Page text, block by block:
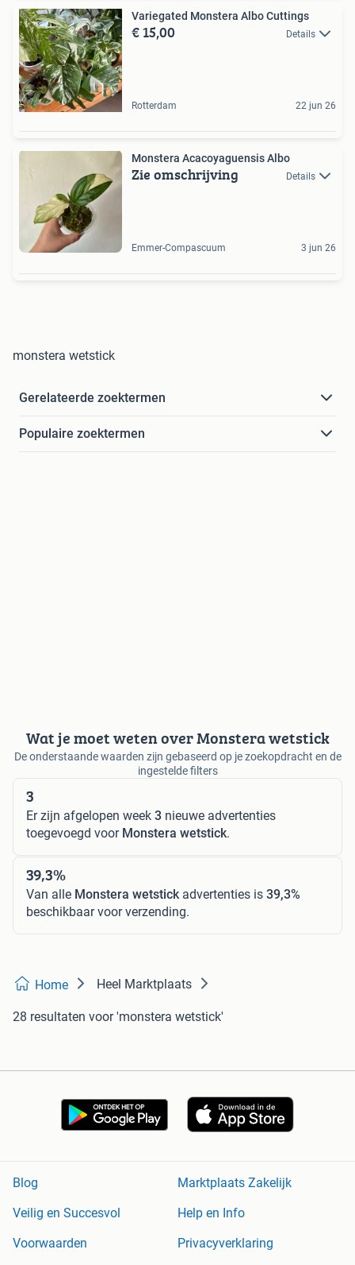
Variegated Monstera Albo Cuttings
€ 15,00 Details
Rotterdam 22 jun 26
Monstera Acacoyaguensis Albo
Zie omschrijving Details
Emmer-Compascuum 3 jun 26
monstera wetstick
Gerelateerde zoektermen
Populaire zoektermen
Wat je moet weten over Monstera wetstick
De onderstaande waarden zijn gebaseerd op je zoekopdracht en de
ingestelde filters
3
Er zijn afgelopen week 3 nieuwe advertenties
toegevoegd voor Monstera wetstick.
39,3%
Van alle Monstera wetstickadvertenties is 39,3%
beschikbaar voor verzending.
Home Heel Marktplaats
28 resultaten voor 'monstera wetstick'
Blog
Marktplaats Zakelijk
Veilig en Succesvol
Help en Info
Voorwaarden
Privacyverklaring